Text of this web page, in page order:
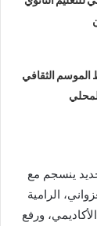
الموسم الثقافي
ينسجم مع
الرامية
ورفع